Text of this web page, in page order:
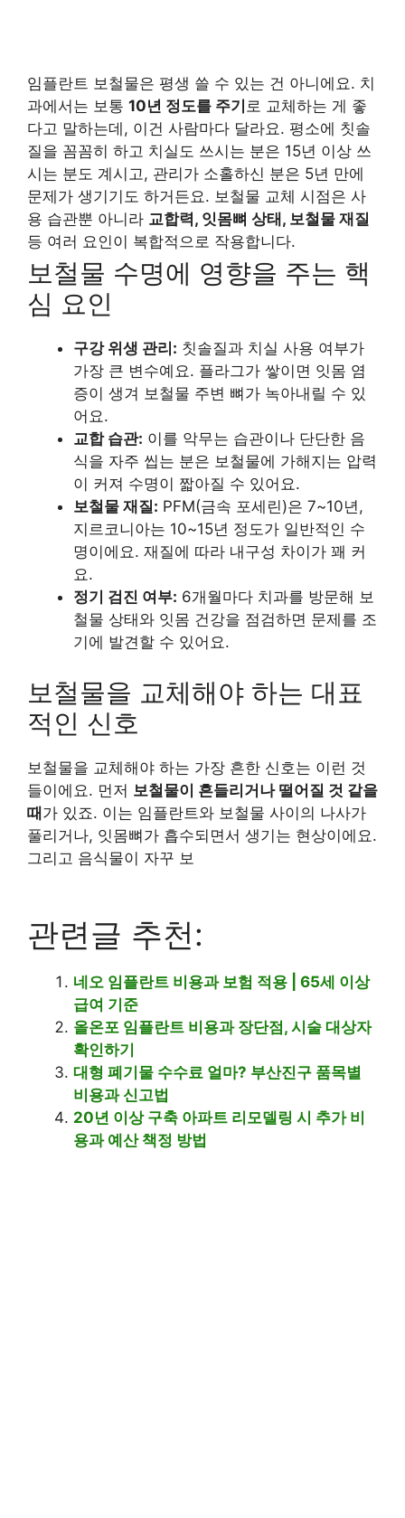
임플란트 보철물은 평생 쓸 수 있는 건 아니에요. 치
과에서는 보통 10년 정도를 주기 로 교체하는 게 좋
다고 말하는데, 이건 사람마다 달라요. 평소에 칫솔
질을 꼼꼼히 하고 치실도 쓰시는 분은 15년 이상 쓰
시는 분도 계시고, 관리가 소홀하신 분은 5년 만에
문제가 생기기도 하거든요. 보철물 교체 시점은 사
용 습관뿐 아니라 교합력, 잇몸뼈 상태, 보철물 재질
등 여러 요인이 복합적으로 작용합니다.
보철물 수명에 영향을 주는 핵
심 요인
구강 위생 관리: 칫솔질과 치실 사용 여부가
가장 큰 변수예요. 플라그가 쌓이면 잇몸 염
증이 생겨 보철물 주변 뼈가 녹아내릴 수 있
어요.
교합 습관: 이를 악무는 습관이나 단단한 음
식을 자주 씹는 분은 보철물에 가해지는 압력
이 커져 수명이 짧아질 수 있어요.
보철물 재질: PFM(금속 포세린)은 7~10년,
지르코니아는 10~15년 정도가 일반적인 수
명이에요. 재질에 따라 내구성 차이가 꽤 커
요.
정기 검진 여부: 6개월마다 치과를 방문해 보
철물 상태와 잇몸 건강을 점검하면 문제를 조
기에 발견할 수 있어요.
보철물을 교체해야 하는 대표
적인 신호
보철물을 교체해야 하는 가장 흔한 신호는 이런 것
들이에요. 먼저 보철물이 흔들리거나 떨어질 것 같을
때가 있죠. 이는 임플란트와 보철물 사이의 나사가
풀리거나, 잇몸뼈가 흡수되면서 생기는 현상이에요.
그리고 음식물이 자꾸 보
관련글 추천:
네오 임플란트 비용과 보험 적용 | 65세 이상
급여 기준
올온포 임플란트 비용과 장단점, 시술 대상자
확인하기
대형 폐기물 수수료 얼마? 부산진구 품목별
비용과 신고법
20년 이상 구축 아파트 리모델링 시 추가 비
용과 예산 책정 방법